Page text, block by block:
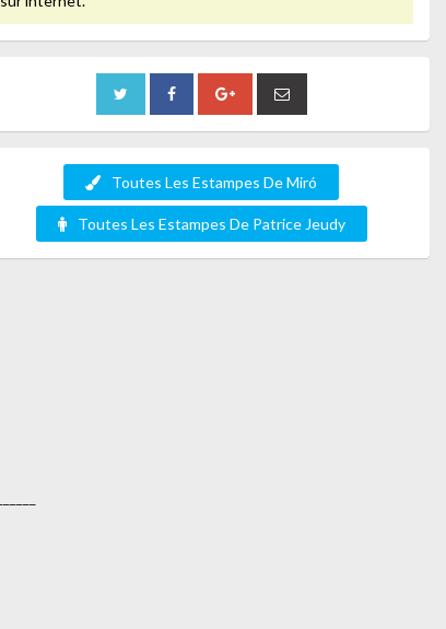
Toutes Les Estampes De Miró
Toutes Les Estampes De Patrice Jeudy